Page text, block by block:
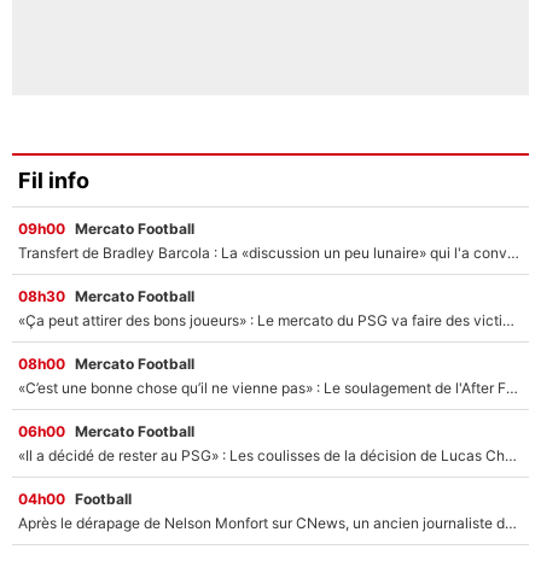
Fil info
09h00 Mercato Football
Transfert de Bradley Barcola : La «discussion un peu lunaire» qui l'a convaincu de quitter le PSG, son entourage est pointé du doigt
08h30 Mercato Football
«Ça peut attirer des bons joueurs» : Le mercato du PSG va faire des victimes dans l'effectif de Luis Enrique ?
08h00 Mercato Football
«C’est une bonne chose qu’il ne vienne pas» : Le soulagement de l'After Foot après le transfert avorté de Yan Diomandé au PSG
06h00 Mercato Football
«Il a décidé de rester au PSG» : Les coulisses de la décision de Lucas Chevalier pour son transfert
04h00 Football
Après le dérapage de Nelson Monfort sur CNews, un ancien journaliste de France Télévisions relance la polémique sur les incendies en Gironde